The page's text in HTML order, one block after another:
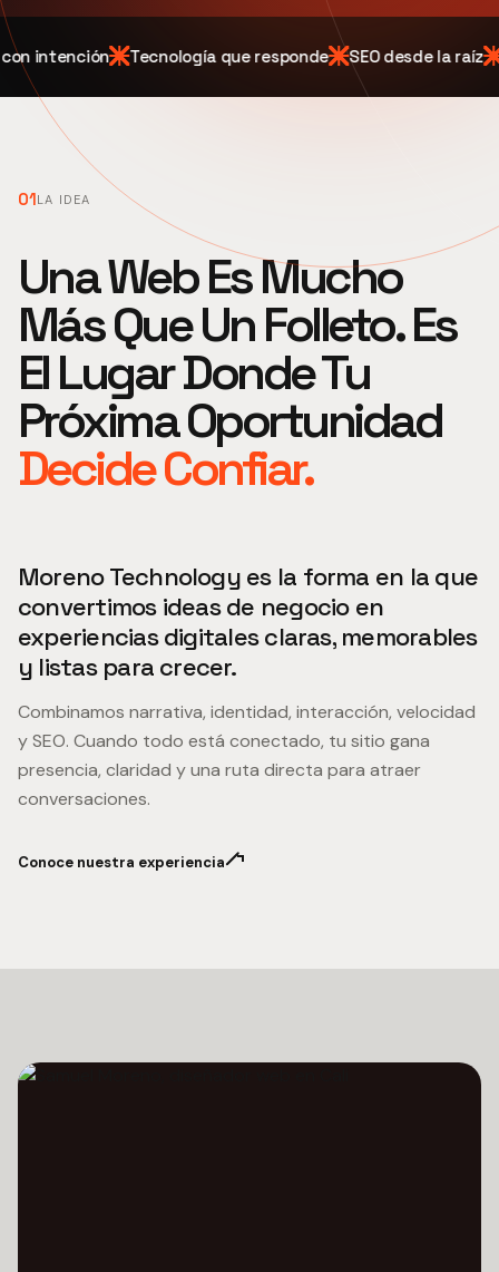
intención Tecnología que responde SEO desde la raíz
01LA IDEA
Una Web Es Mucho
Más Que Un Folleto. Es
El Lugar Donde Tu
Próxima Oportunidad
Decide Confiar.
Moreno Technology es la forma en la que
convertimos ideas de negocio en
experiencias digitales claras, memorables
y listas para crecer.
Combinamos narrativa, identidad, interacción, velocidad
y SEO. Cuando todo está conectado, tu sitio gana
presencia, claridad y una ruta directa para atraer
conversaciones.
Conoce nuestra experiencia